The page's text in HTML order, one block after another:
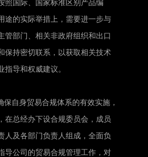
照国际、国家标准区别产品编
途的实际举措上，需要进一步与
管部门、相关非政府组织和出口
保持密切联系，以获取相关技术
指导和权威建议。
保自身贸易合规体系的有效实施，
在总经办下设合规委员会，成员
人及各部门负责人组成，全面负
导公司的贸易合规管理工作，对